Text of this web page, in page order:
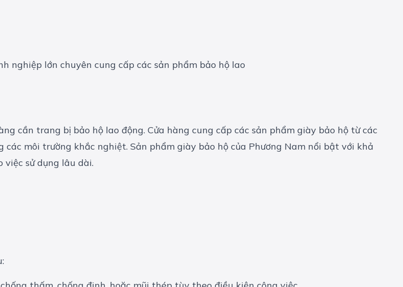
cần trang bị bảo hộ lao động. Cửa hàng cung cấp các sản phẩm giày bảo hộ từ các
môi trường khắc nghiệt. Sản phẩm giày bảo hộ của Phương Nam nổi bật với khả
sử dụng lâu dài.